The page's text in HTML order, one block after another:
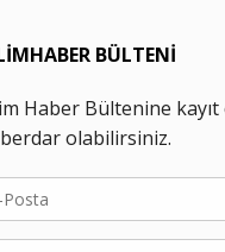
Türkiye’de 53
herkesin hakkı.
olmaya çağırıyoruz.
açıklanmasını
Mücadele